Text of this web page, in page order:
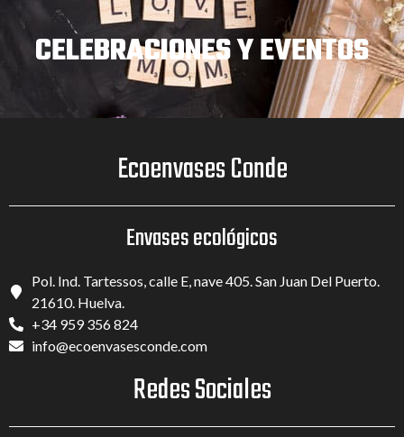
DECORATIVOS Y
PUBLCIITARIOS
CELEBRACIONES Y EVENTOS
CELEBRACIONES Y EVENTOS
Ecoenvases Conde
Envases ecológicos
Pol. Ind. Tartessos, calle E, nave 405. San Juan Del Puerto.
21610. Huelva.
+34 959 356 824
info@ecoenvasesconde.com
Redes Sociales